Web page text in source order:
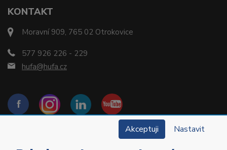
KONTAKT
Moravní 909, 765 02 Otrokovice
577 926 226 - 229
hufa@hufa.cz
Akceptuji Nastavit